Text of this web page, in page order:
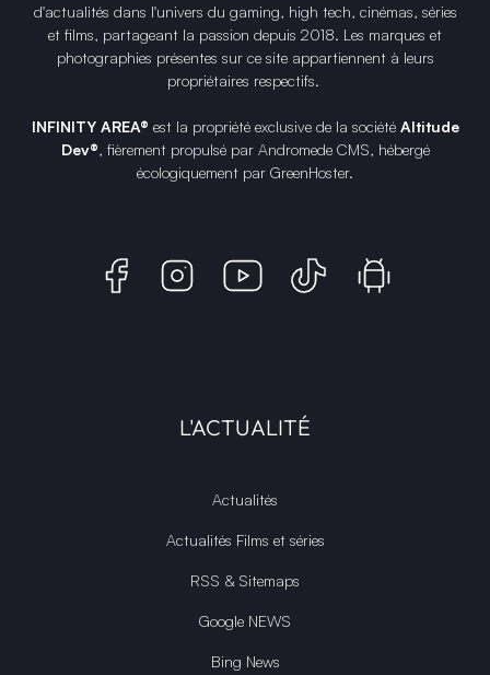
d'actualités dans l'univers du gaming, high tech, cinémas, séries
et films, partageant la passion depuis 2018. Les marques et
photographies présentes sur ce site appartiennent à leurs
propriétaires respectifs.
INFINITY AREA® est la propriété exclusive de la société Altitude
Dev®, fièrement propulsé par Andromede CMS, hébergé
écologiquement par GreenHoster.
L'ACTUALITÉ
Actualités
Actualités Films et séries
RSS & Sitemaps
Google NEWS
Bing News